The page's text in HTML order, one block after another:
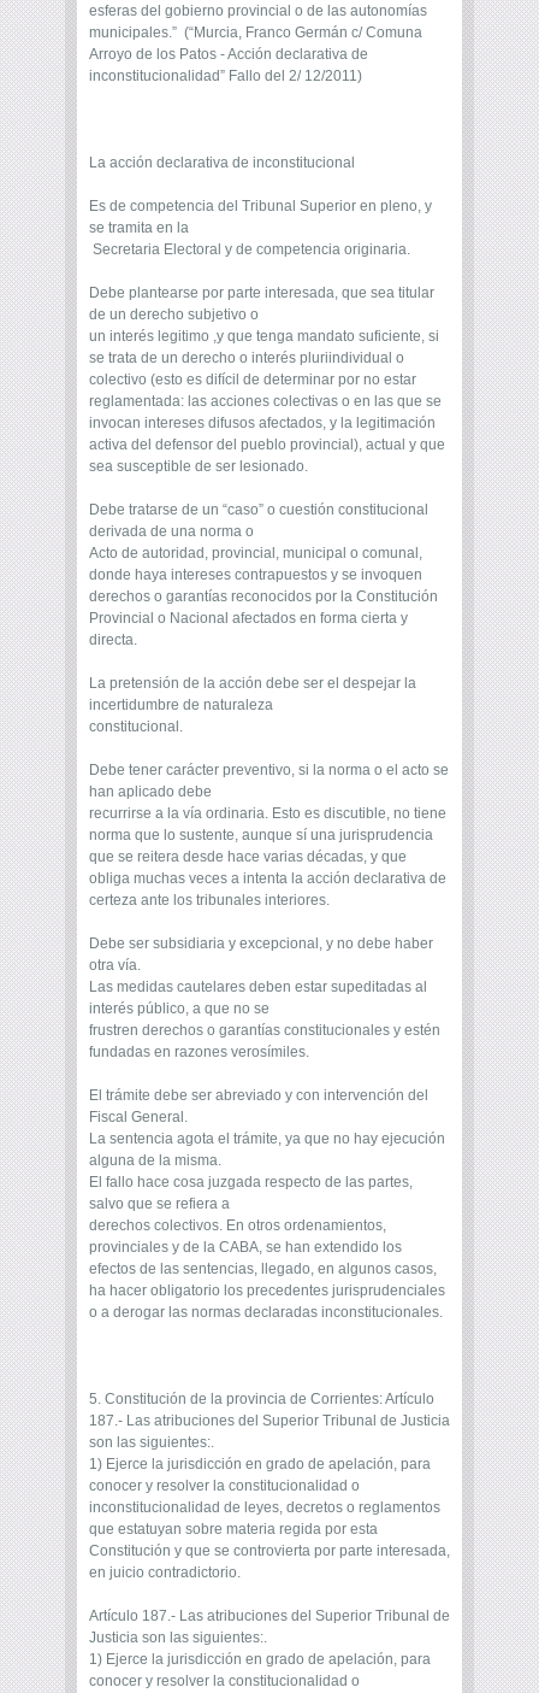
esferas del gobierno provincial o de las autonomías
municipales.” (“Murcia, Franco Germán c/ Comuna
Arroyo de los Patos - Acción declarativa de
inconstitucionalidad” Fallo del 2/ 12/2011)
La acción declarativa de inconstitucional
Es de competencia del Tribunal Superior en pleno, y
se tramita en la
Secretaria Electoral y de competencia originaria.
Debe plantearse por parte interesada, que sea titular
de un derecho subjetivo o
un interés legitimo ,y que tenga mandato suficiente, si
se trata de un derecho o interés pluriindividual o
colectivo (esto es difícil de determinar por no estar
reglamentada: las acciones colectivas o en las que se
invocan intereses difusos afectados, y la legitimación
activa del defensor del pueblo provincial), actual y que
sea susceptible de ser lesionado.
Debe tratarse de un “caso” o cuestión constitucional
derivada de una norma o
Acto de autoridad, provincial, municipal o comunal,
donde haya intereses contrapuestos y se invoquen
derechos o garantías reconocidos por la Constitución
Provincial o Nacional afectados en forma cierta y
directa.
La pretensión de la acción debe ser el despejar la
incertidumbre de naturaleza
constitucional.
Debe tener carácter preventivo, si la norma o el acto se
han aplicado debe
recurrirse a la vía ordinaria. Esto es discutible, no tiene
norma que lo sustente, aunque sí una jurisprudencia
que se reitera desde hace varias décadas, y que
obliga muchas veces a intenta la acción declarativa de
certeza ante los tribunales interiores.
Debe ser subsidiaria y excepcional, y no debe haber
otra vía.
Las medidas cautelares deben estar supeditadas al
interés público, a que no se
frustren derechos o garantías constitucionales y estén
fundadas en razones verosímiles.
El trámite debe ser abreviado y con intervención del
Fiscal General.
La sentencia agota el trámite, ya que no hay ejecución
alguna de la misma.
El fallo hace cosa juzgada respecto de las partes,
salvo que se refiera a
derechos colectivos. En otros ordenamientos,
provinciales y de la CABA, se han extendido los
efectos de las sentencias, llegado, en algunos casos,
ha hacer obligatorio los precedentes jurisprudenciales
o a derogar las normas declaradas inconstitucionales.
5. Constitución de la provincia de Corrientes: Artículo
187.- Las atribuciones del Superior Tribunal de Justicia
son las siguientes:.
1) Ejerce la jurisdicción en grado de apelación, para
conocer y resolver la constitucionalidad o
inconstitucionalidad de leyes, decretos o reglamentos
que estatuyan sobre materia regida por esta
Constitución y que se controvierta por parte interesada,
en juicio contradictorio.
Artículo 187.- Las atribuciones del Superior Tribunal de
Justicia son las siguientes:.
1) Ejerce la jurisdicción en grado de apelación, para
conocer y resolver la constitucionalidad o